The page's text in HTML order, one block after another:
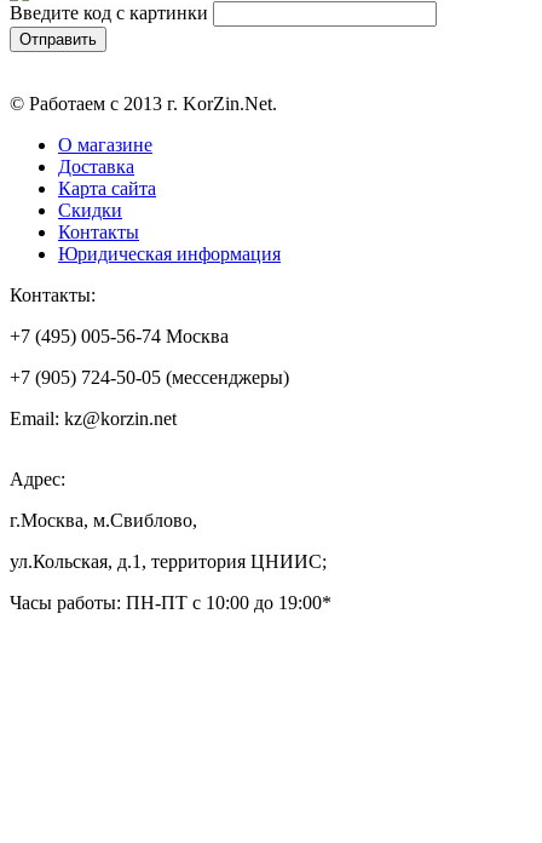
Введите код с картинки
© Работаем с 2013 г. KorZin.Net.
О магазине
Доставка
Карта сайта
Скидки
Контакты
Юридическая информация
Контакты:
+7 (495) 005-56-74 Москва
+7 (905) 724-50-05 (мессенджеры)
Email: kz@korzin.net
Адрес:
г.Москва, м.Свиблово,
ул.Кольская, д.1, территория ЦНИИС;
Часы работы: ПН-ПТ с 10:00 до 19:00*